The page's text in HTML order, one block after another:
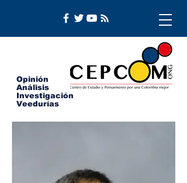
Opinión
Análisis
Investigación
Veedurías